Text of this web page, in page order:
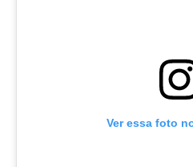
Ver essa foto